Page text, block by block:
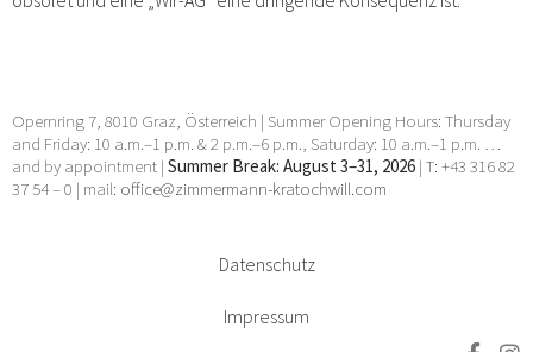
Opernring 7, 8010 Graz, Österreich | Summer Opening Hours: Thursday
and Friday: 10 a.m.–1 p.m. & 2 p.m.–6 p.m., Saturday: 10 a.m.–1 p.m. …
and by appointment | Summer Break: August 3–31, 2026 | T: +43 316 82
37 54 – 0 | mail: office@zimmermann-kratochwill.com
Datenschutz
Impressum